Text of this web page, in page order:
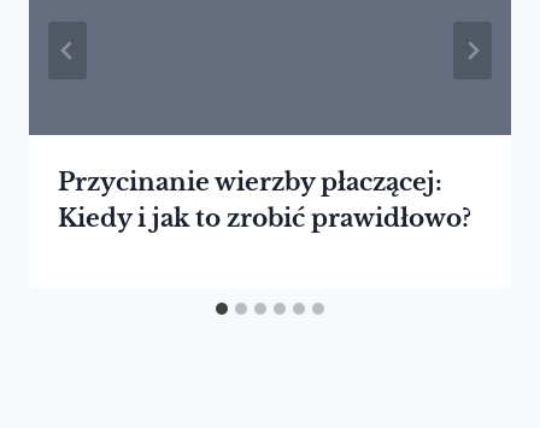
Przycinanie wierzby płaczącej:
Kiedy i jak to zrobić prawidłowo?